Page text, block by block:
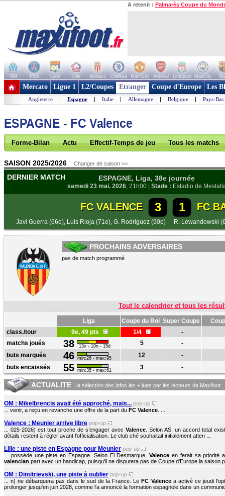
A retenir : Palmarès Coupe du
OM PSG Lyon Lille Monaco Chelsea Man Utd Arsenal Liverpool ManCity
+ de clubs
Mercato Ligue 1 L2/Coupes Etranger Coupe d'Europe Les
Angleterre | Espagne | Italie | Allemagne | Belgique | Pays-Bas
ESPAGNE - FC Valence
Forme-Bilan Actu Effectif-Temps de jeu Tous les matchs
SAISON 2025/2026 Changer de saison >>
DERNIER MATCH ESPAGNE, Liga, 38e journée
samedi 23 mai. 2026, 21h00 | Stade : Estadio de
FC VALENCE 3 1 FC
Javi Guerra (66e), Luis Rioja (71e), G. Rodríguez (90e) R. Lewandowski
PROCHAINS ADVERSAIRES
pas de match programmé
Tout le calendrier et tous les
Liga Coupe du Roi Super Coupe
class./tour
9e, 49 pts 1/4
-
matchs joués
38 13v - 10n - 15d 5
-
buts marqués
46 min:26 - max:95 12
-
buts encaissés
55 min:35 - max:61 3 -
ACTUALITE : la sélection des infos les + lues par les lecteurs de Maxifoot
OM : Mikelbrencis avait été approché, mais... pop-up
... venir, a reçu en revanche une offre de la part du FC Valence
Valence : Meunier arrive libre pop-up
... 025-2026) est tout proche de s’engager avec Valence . Selon AS, un accord total
détails restent à régler avant l’officialisation. Le club ché souhaitait initialement atten ...
Lille : une piste en Espagne pour Meunier pop-up
... possède une piste en Espagne. Selon El Desmarque,Valence en ferait sa priorité
valencian part avec un handicap, puisqu'il ne disputera pas de Coupe d'Europe la saison
OM : Dimitrievski, une piste à oublier pop-up
... n) ne débarquera pas dans le sud de la France. LeFC Valencea activé ce jeudi
prolonger jusqu'en juin 2028, comme l'a annoncé la formation espagnole dans un